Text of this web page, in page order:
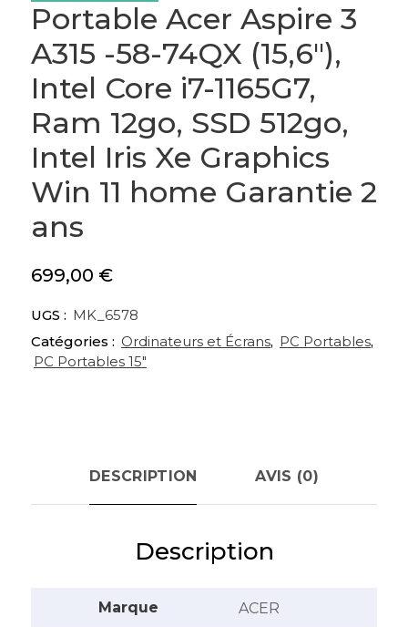
Portable Acer Aspire 3
A315 -58-74QX (15,6″),
Intel Core i7-1165G7,
Ram 12go, SSD 512go,
Intel Iris Xe Graphics
Win 11 home Garantie 2
ans
699,00 €
UGS : MK_6578
Catégories : Ordinateurs et Écrans, PC Portables,
PC Portables 15"
DESCRIPTION AVIS (0)
Description
Marque ACER